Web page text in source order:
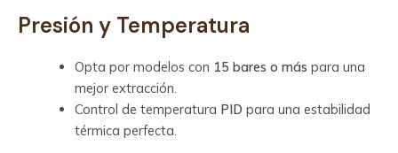
Presión y Temperatura
Opta por modelos con 15 bares o más para una
mejor extracción.
Control de temperatura PID para una estabilidad
térmica perfecta.